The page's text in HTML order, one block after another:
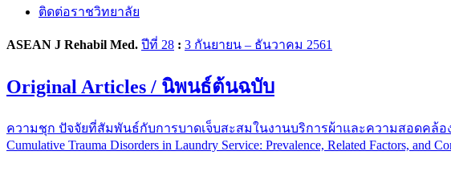
ติดต่อราชวิทยาลัย
ASEAN J Rehabil Med. ปีที่ 28 : 3 กันยายน – ธันวาคม 2561
Original Articles / นิพนธ์ต้นฉบับ
ความชุก ปัจจัยที่สัมพันธ์กับการบาดเจ็บสะสมในงานบริการผ้าและความสอดคล้
Cumulative Trauma Disorders in Laundry Service: Prevalence, Related Factors, and